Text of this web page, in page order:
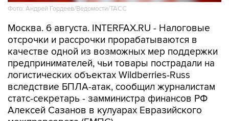
Фото: Андрей Гордеев/Ведомости/ТАСС
Москва. 6 августа. INTERFAX.RU - Налоговые
отсрочки и рассрочки прорабатываются в
качестве одной из возможных мер поддержки
предпринимателей, чьи товары пострадали на
логистических объектах Wildberries-Russ
вследствие БПЛА-атак, сообщил журналистам
статс-секретарь - замминистра финансов РФ
Алексей Сазанов в кулуарах Евразийского